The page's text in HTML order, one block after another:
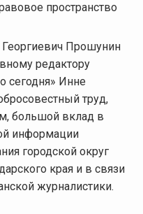
пространство
Георгиевич Прошунин
редактору
сегодня» Инне
труд,
большой вклад в
информации
городской округ
края и в связи
журналистики.